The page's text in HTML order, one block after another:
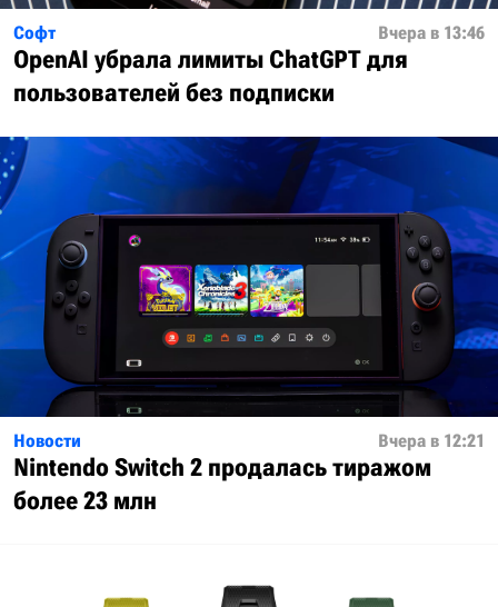
Софт Вчера в 13:46
OpenAI убрала лимиты ChatGPT для
пользователей без подписки
Новости Вчера в 12:21
Nintendo Switch 2 продалась тиражом
более 23 млн